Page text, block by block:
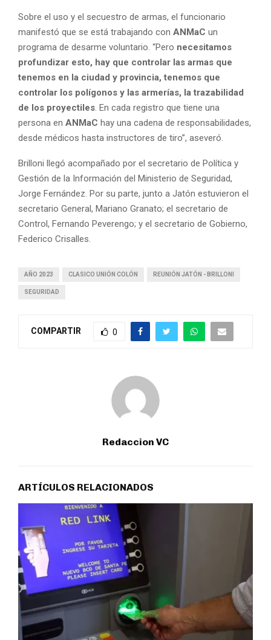
Sobre el uso y el secuestro de armas, el funcionario
manifestó que se está trabajando con ANMaC un
programa de desarme voluntario. “Pero necesitamos
profundizar esto, hay que controlar las armas que
tenemos en la ciudad y provincia, tenemos que
controlar los polígonos y las armerías, la trazabilidad
de los proyectiles. En cada registro que tiene una
persona en ANMaC hay una cadena de responsabilidades,
desde médicos hasta instructores de tiro”, aseveró.
Brilloni llegó acompañado por el secretario de Política y
Gestión de la Información del Ministerio de Seguridad,
Jorge Fernández. Por su parte, junto a Jatón estuvieron el
secretario General, Mariano Granato; el secretario de
Control, Fernando Peverengo; y el secretario de Gobierno,
Federico Crisalles.
AÑO 2023 CLASICO UNIÓN COLÓN REUNIÓN JATÓN - BRILLONI
SEGURIDAD
COMPARTIR 0
Redaccion VC
ARTÍCULOS RELACIONADOS